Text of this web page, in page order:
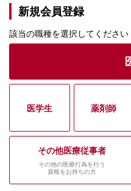
新規会員登録
該当の職種を選択してください
医学生 薬剤師
その他医療従事者
その他の医療行為を行う
資格をお持ちの方